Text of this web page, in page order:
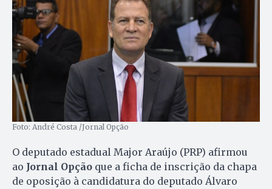
Foto: André Costa /Jornal Opção
O deputado estadual Major Araújo (PRP) afirmou
ao Jornal Opção que a ficha de inscrição da chapa
de oposição à candidatura do deputado Álvaro